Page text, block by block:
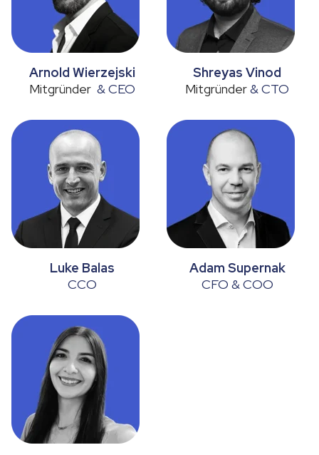
Arnold Wierzejski
Mitgründer & CEO
Shreyas Vinod
Mitgründer& CTO
Luke Balas
CCO
Adam Supernak
CFO & COO